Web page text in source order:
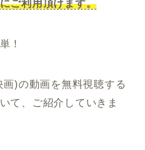
ご利用頂けます。
！
)の動画を無料視聴する
て、ご紹介していきま